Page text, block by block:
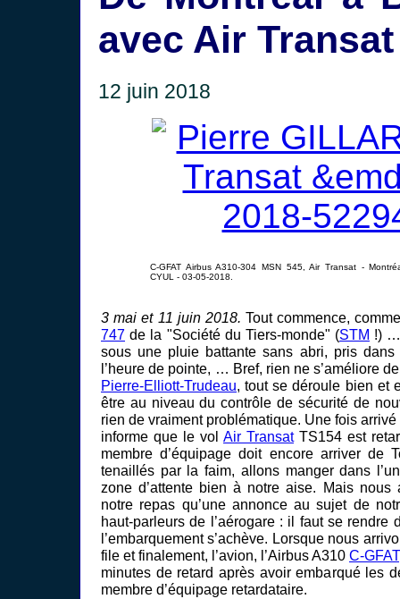
avec Air Transat
12 juin 2018
C-GFAT Airbus A310-304 MSN 545, Air Transat -
CYUL - 03-05-2018.
3 mai et 11 juin 2018. Tout commence,
747 de la "Société du Tiers-monde" (STM !) …
sous une pluie battante sans abri, pris
l’heure de pointe, … Bref, rien ne s’améliore
Pierre-Elliott-Trudeau, tout se déroule bien et
être au niveau du contrôle de sécurité de
rien de vraiment problématique. Une fois
informe que le vol Air TransatTS154 est
membre d’équipage doit encore arriver de
tenaillés par la faim, allons manger dans
zone d’attente bien à notre aise. Mais nous
notre repas qu’une annonce au sujet de
haut-parleurs de l’aérogare : il faut se rendre
l’embarquement s’achève. Lorsque nous
file et finalement, l’avion, l’Airbus A310 C-GFAT
minutes de retard après avoir embarqué les
membre d’équipage retardataire.